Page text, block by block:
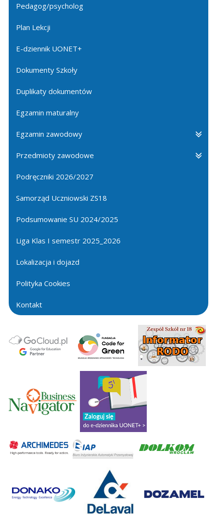
Pedagog/psycholog
Plan Lekcji
E-dziennik UONET+
Dokumenty Szkoły
Duplikaty dokumentów
Egzamin maturalny
Egzamin zawodowy
Przedmioty zawodowe
Podręczniki 2026/2027
Samorząd Uczniowski ZS18
Podsumowanie SU 2024/2025
Liga Klas I semestr 2025_2026
Lokalizacja i dojazd
Polityka Cookies
Kontakt